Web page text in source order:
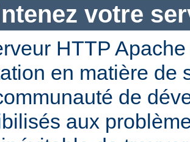
votre
HTTP
en matière de
de
aux